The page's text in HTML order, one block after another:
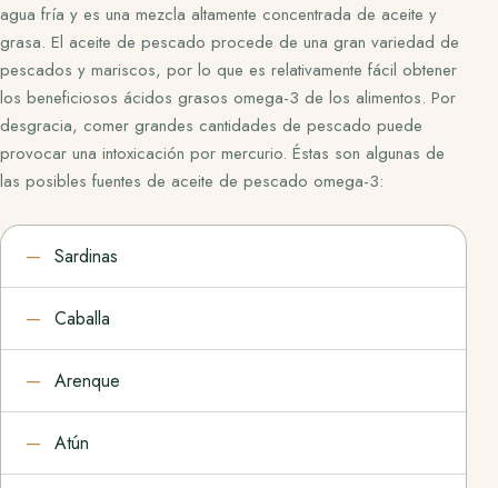
agua fría y es una mezcla altamente concentrada de aceite y
grasa. El aceite de pescado procede de una gran variedad de
pescados y mariscos, por lo que es relativamente fácil obtener
los beneficiosos ácidos grasos omega-3 de los alimentos. Por
desgracia, comer grandes cantidades de pescado puede
provocar una intoxicación por mercurio. Éstas son algunas de
las posibles fuentes de aceite de pescado omega-3:
Sardinas
Caballa
Arenque
Atún